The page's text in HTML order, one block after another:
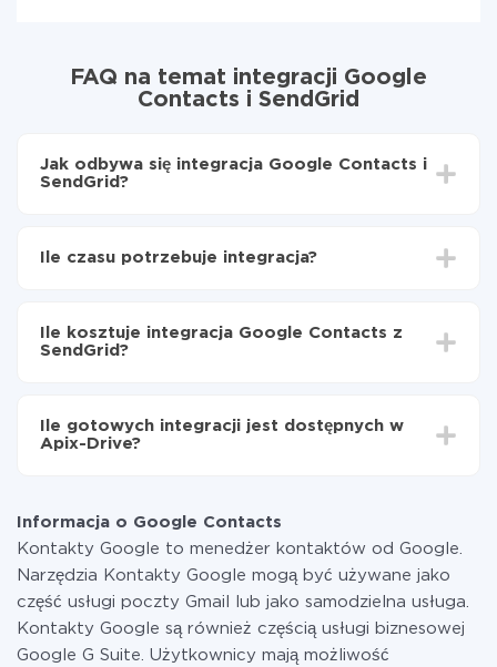
FAQ na temat integracji Google
Contacts i SendGrid
Jak odbywa się integracja Google Contacts i
SendGrid?
do SendGrid
Google Contacts do SendGrid
Ile czasu potrzebuje integracja?
od 5 do 30 minut. Konfiguracja zajmuje średnio 10-15
minut.
Ile kosztuje integracja Google Contacts z
SendGrid?
Płacisz tylko za ilość danych, która faktycznie jest
przekazywana z jednego z Twoich systemów do
w razie potrzeby przełączyć się na płatną. Więcej
informacji otaryfach.
Ile gotowych integracji jest dostępnych w
Apix-Drive?
Informacja o Google Contacts
Kontakty Google to menedżer kontaktów od Google.
Narzędzia Kontakty Google mogą być używane jako
część usługi poczty Gmail lub jako samodzielna usługa.
Kontakty Google są również częścią usługi biznesowej
Google G Suite. Użytkownicy mają możliwość